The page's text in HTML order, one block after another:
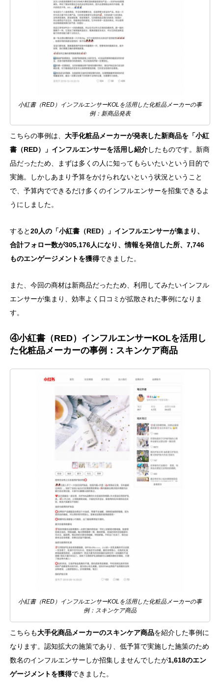
小紅書（RED）インフルエンサーKOLを活用した化粧品メーカーの事
例：新商品発表
こちらの事例は、 大手化粧品メーカーが発表した新商品を「小紅
書（RED）」インフルエンサーを活用し紹介したものです。新商
品だったため、まずは多くの人に知ってもらいたいという目的で
実施。しかしあまり予算をかけられないという状況ということ
で、予算内でできるだけ多くのインフルエンサーを招集できるよ
うにしました。
すると20人の「小紅書（RED）」インフルエンサーが集まり、
合計フォロー数が305,176人になり、情報を発信した所、7,746
ものエンゲージメントを獲得できました。
また、今回の商材は新商品だったため、利用してみたいインフル
エンサーが集まり、効率よく口コミが拡散された事例になりま
す。
④小紅書（RED）インフルエンサーKOLを活用し
た化粧品メーカーの事例：スキンケア商品
小紅書（RED）インフルエンサーKOLを活用した化粧品メーカーの事
例：スキンケア商品
こちらも大手化商品メーカーのスキンケア商品を紹介した事例に
なります。認知拡大の施策であり、低予算で実施した施策のため
数名のインフルエンサーしか招集しませんでしたが1,618のエン
ゲージメントを獲得できました。